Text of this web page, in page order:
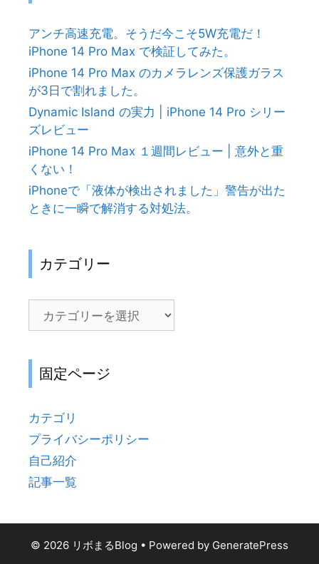
アンチ高速充電。そうだ今こそ5W充電だ！
iPhone 14 Pro Max で検証してみた。
iPhone 14 Pro Max のカメラレンズ保護ガラス
が3日で割れました。
Dynamic Island の実力 | iPhone 14 Pro シリー
ズレビュー
iPhone 14 Pro Max １週間レビュー | 意外と重
くない！
iPhoneで「液体が検出されました」警告が出た
ときに一瞬で解消する対処法。
カテゴリー
リ
ー固定ページ
カテゴリ
プライバシーポリシー
自己紹介
記事一覧
© 2026 リボまるBlog • Powered by GeneratePress